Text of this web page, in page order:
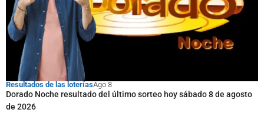
Resultados de las loteríasAgo 8
Dorado Noche resultado del último sorteo hoy sábado 8 de agosto
de 2026